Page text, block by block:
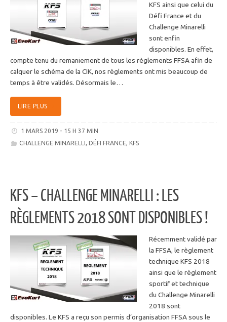
KFS ainsi que celui du
Défi France et du
Challenge Minarelli
sont enfin
disponibles. En effet,
compte tenu du remaniement de tous les règlements FFSA afin de
calquer le schéma de la CIK, nos règlements ont mis beaucoup de
temps à être validés. Désormais le…
LIRE PLUS
1 MARS 2019 - 15 H 37 MIN
CHALLENGE MINARELLI, DÉFI FRANCE, KFS
KFS – CHALLENGE MINARELLI : LES
RÈGLEMENTS 2018 SONT DISPONIBLES !
Récemment validé par
la FFSA, le règlement
technique KFS 2018
ainsi que le règlement
sportif et technique
du Challenge Minarelli
2018 sont
disponibles. Le KFS a reçu son permis d’organisation FFSA sous le